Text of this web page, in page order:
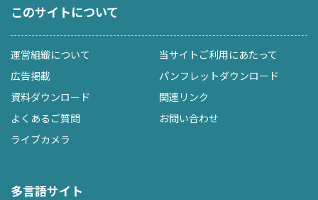
このサイトについて
運営組織について
当サイトご利用にあたって
広告掲載
パンフレットダウンロード
資料ダウンロード
関連リンク
よくあるご質問
お問い合わせ
ライブカメラ
多言語サイト